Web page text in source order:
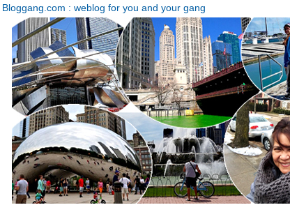
Bloggang.com : weblog for you and your gang